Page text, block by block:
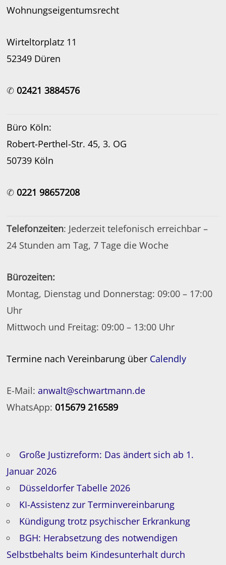
Wohnungseigentumsrecht
Wirteltorplatz 11
52349 Düren
✆ 02421 3884576
Büro Köln:
Robert-Perthel-Str. 45, 3. OG
50739 Köln
✆ 0221 98657208
Telefonzeiten: Jederzeit telefonisch erreichbar –
24 Stunden am Tag, 7 Tage die Woche
Bürozeiten:
Montag, Dienstag und Donnerstag: 09:00 – 17:00
Uhr
Mittwoch und Freitag: 09:00 – 13:00 Uhr
Termine nach Vereinbarung über Calendly
E-Mail:anwalt@schwartmann.de
WhatsApp: 015679 216589
Große Justizreform: Das ändert sich ab 1.
Januar 2026
Düsseldorfer Tabelle 2026
KI-Assistenz zur Terminvereinbarung
Kündigung trotz psychischer Erkrankung
BGH: Herabsetzung des notwendigen
Selbstbehalts beim Kindesunterhalt durch